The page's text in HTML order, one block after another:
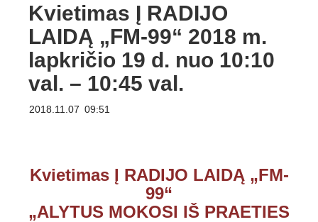
Kvietimas Į RADIJO
LAIDĄ „FM-99“ 2018 m.
lapkričio 19 d. nuo 10:10
val. – 10:45 val.
2018.11.07 09:51
Kvietimas Į RADIJO LAIDĄ „FM-
99“
„ALYTUS MOKOSI IŠ PRAETIES